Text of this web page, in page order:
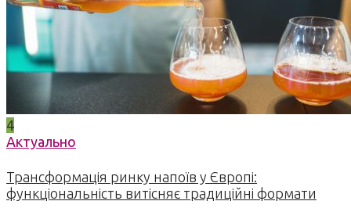
4
Актуально
Трансформація ринку напоїв у Європі:
функціональність витісняє традиційні формати